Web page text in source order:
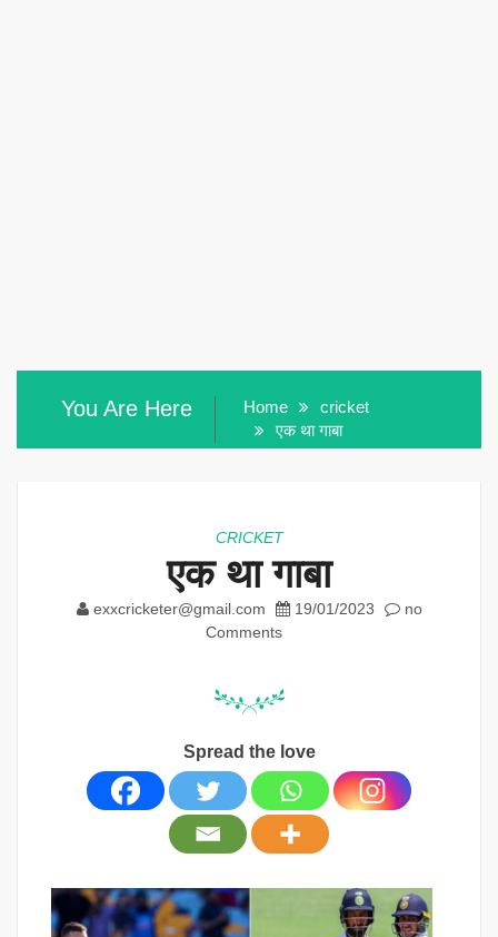
You Are Here Home
cricket
एक था गाबा
CRICKET
एक था गाबा
exxcricketer@gmail.com 19/01/2023
no
Comments
Spread the love